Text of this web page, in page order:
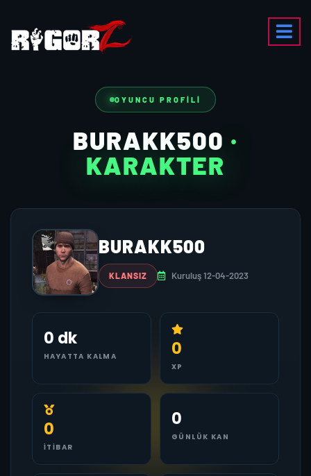
OYUNCU PROFILI
BURAKK500 ·
KARAKTER
BURAKK500
KLANSIZ Kuruluş 12-04-2023
0 dk
HAYATTA KALMA 0
XP
0
İTIBAR
0
GÜNLÜK KAN